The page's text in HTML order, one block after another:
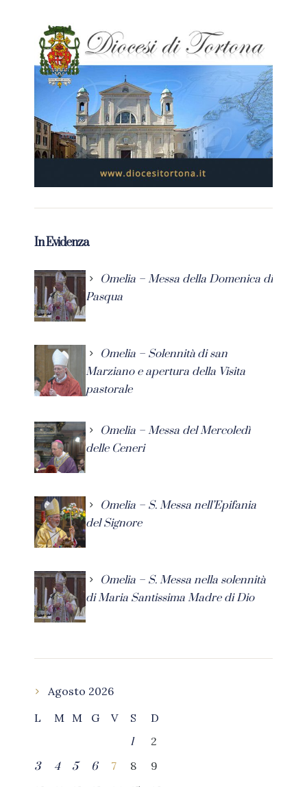
In Evidenza
Omelia – Messa della Domenica di
Pasqua
Omelia – Solennità di san
Marziano e apertura della Visita
pastorale
Omelia – Messa del Mercoledì
delle Ceneri
Omelia – S. Messa nell’Epifania
del Signore
Omelia – S. Messa nella solennità
di Maria Santissima Madre di Dio
Agosto 2026
L
M M G V S
D
1
2
3
4 5 6 7 8
9